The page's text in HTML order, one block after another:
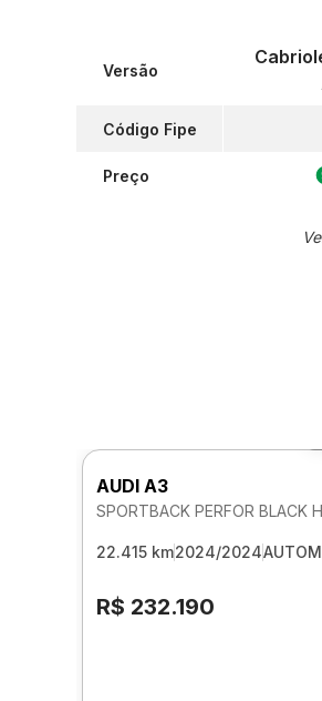
Versão
Código Fipe
Preço
AUDI A3
22.415 km2024/2024
R$ 232.190